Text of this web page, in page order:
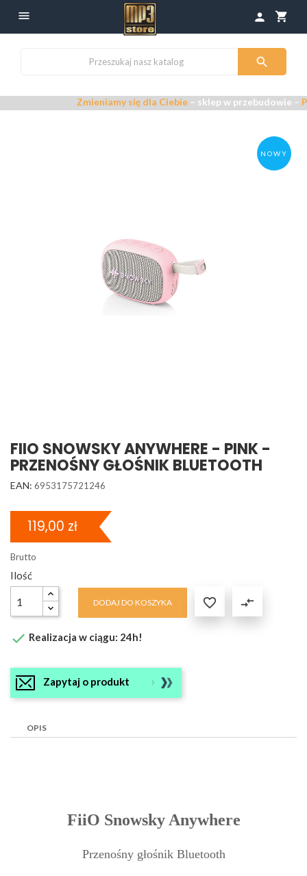
 shopping_cart
person

Zmieniamy się dla Ciebie– sklep w przebudowie –
NOWY
FIIO SNOWSKY ANYWHERE - PINK -
PRZENOŚNY GŁOŚNIK BLUETOOTH
EAN: 6953175721246
119,00 zł
Brutto
Ilość
DODAJ DO KOSZYKA  compare_arrows
 Realizacja w ciągu: 24h!
Zapytaj o produkt
OPIS
FiiO Snowsky Anywhere
Przenośny głośnik Bluetooth